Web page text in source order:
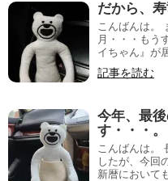
だから、
こんばんは。
月・・・もう
イちゃん』が
記事を読む
今年、最
す・・・。
こんばんは。
したが、今回
新暦において